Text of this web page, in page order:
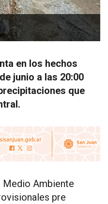
en los hechos
junio a las 20:00
que
Medio Ambiente
pre